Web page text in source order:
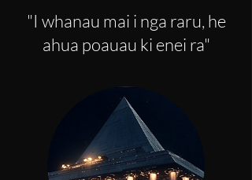
"I whanau mai i nga raru, he
ahua poauau ki enei ra"